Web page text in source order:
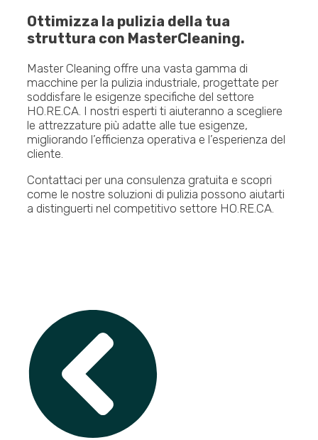
Ottimizza la pulizia della tua
struttura con MasterCleaning.
Master Cleaning offre una vasta gamma di
macchine per la pulizia industriale, progettate per
soddisfare le esigenze specifiche del settore
HO.RE.CA. I nostri esperti ti aiuteranno a scegliere
le attrezzature più adatte alle tue esigenze,
migliorando l’efficienza operativa e l’esperienza del
cliente.
Contattaci per una consulenza gratuita e scopri
come le nostre soluzioni di pulizia possono aiutarti
a distinguerti nel competitivo settore HO.RE.CA.